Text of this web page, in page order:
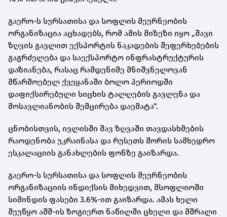
გაერო-ს სურსათისა და სოფლის მეურნეობის
ორგანიზაცია აცხადებს, რომ ამის მიზეზი იყო „შავი
ზღვის გავლით ექსპორტის ნაკადების შეფერხებების
გაგრძელება და საექსპორტო ინფრასტრუქტურის
დაზიანება, რასაც რამდენიმე მნიშვნელოვან
მწარმოებელ ქვეყანაში ბოლო პერიოდში
დაფიქსირებული სიცხის ტალღების გავლენა და
მოსავლიანობის შემცირება დაემატა“.
ცნობისთვის, ივლისში შავ ზღვაში თავდასხმების
რაოდენობა უკრაინასა და რუსეთს შორის სამხედრო
ესკალაციის განახლების ფონზე გაიზარდა.
გაერო-ს სურსათისა და სოფლის მეურნეობის
ორგანიზაციის ინდიქსის მიხედვით, მსოფლიოში
სიმინდის ფასები 3.6%-ით გაიზარდა. ამას ხელი
შეუწყო აშშ-ის ზოგიერთ ნაწილში ცხელი და მშრალი